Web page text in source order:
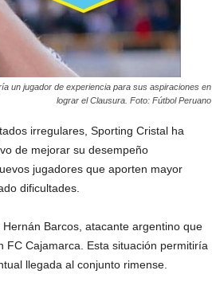
un jugador de experiencia para sus aspiraciones en
lograr el Clausura. Foto: Fútbol Peruano
irregulares, Sporting Cristal ha
de mejorar su desempeño
jugadores que aporten mayor
dificultades.
Barcos, atacante argentino que
Cajamarca. Esta situación permitiría
llegada al conjunto rimense.